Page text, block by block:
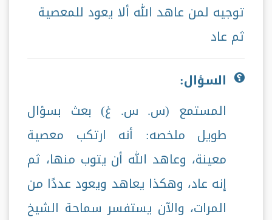
توجيه لمن عاهد الله ألا يعود للمعصية
ثم عاد
السؤال:
المستمع (س. س. غ) بعث بسؤال
طويل ملخصه: أنه ارتكب معصية
معينة، وعاهد الله أن يتوب منها، ثم
إنه عاد، وهكذا يعاهد ويعود عددًا من
المرات، والآن يستفسر سماحة الشيخ